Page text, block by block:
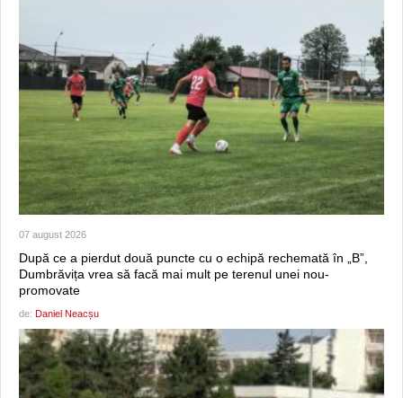
07 august 2026
După ce a pierdut două puncte cu o echipă rechemată în „B”,
Dumbrăvița vrea să facă mai mult pe terenul unei nou-
promovate
de: Daniel Neacșu